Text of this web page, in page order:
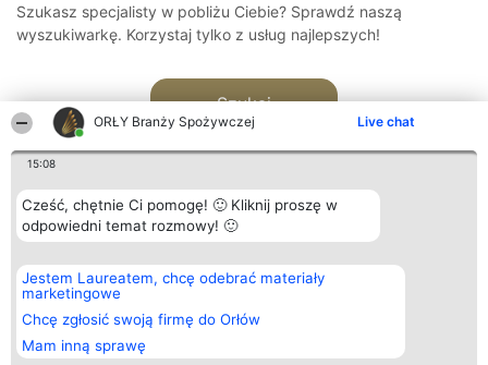
ORŁY Branży Spożywczej Live chat
15:08
Cześć, chętnie Ci pomogę! 🙂 Kliknij proszę w
odpowiedni temat rozmowy! 🙂
Jestem Laureatem, chcę odebrać materiały
marketingowe
Chcę zgłosić swoją firmę do Orłów
Mam inną sprawę
Szukasz specjalisty w pobliżu Ciebie? Sprawdź naszą
wyszukiwarkę. Korzystaj tylko z usług najlepszych!
Szukaj
Organizator plebiscytu
Bright Side Solutions sp. z o.
o. sp. k.
ul. Ruska 22
Wrocław 50-079
KRS 0000749100 | Regon
381313360 | NIP 8943132676
Plebiscyt
Laureaci
wszystkich
Laureatów
Regulamin
Kontakt
Kontakt